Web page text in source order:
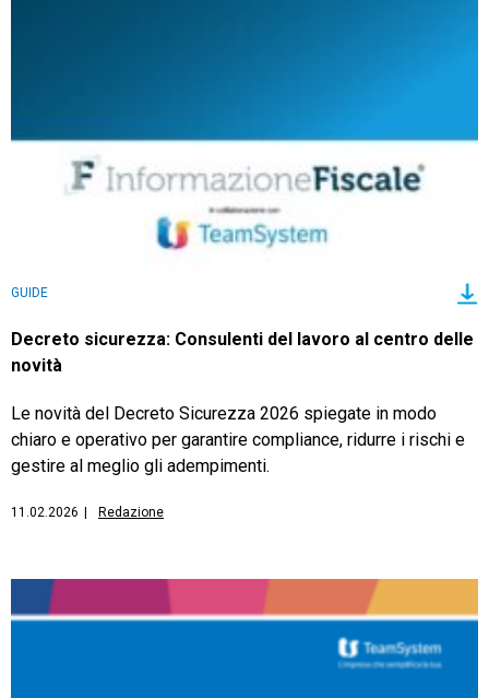
GUIDE
Decreto sicurezza: Consulenti del lavoro al centro delle
novità
Le novità del Decreto Sicurezza 2026 spiegate in modo
chiaro e operativo per garantire compliance, ridurre i rischi e
gestire al meglio gli adempimenti.
11.02.2026 Redazione